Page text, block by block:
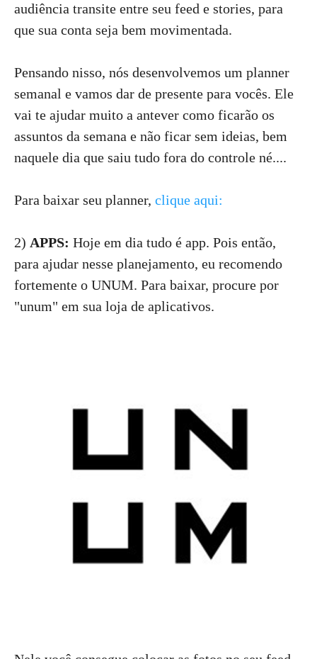
audiência transite entre seu feed e stories, para
que sua conta seja bem movimentada.
Pensando nisso, nós desenvolvemos um planner
semanal e vamos dar de presente para vocês. Ele
vai te ajudar muito a antever como ficarão os
assuntos da semana e não ficar sem ideias, bem
naquele dia que saiu tudo fora do controle né....
Para baixar seu planner, clique aqui:
2) APPS: Hoje em dia tudo é app. Pois então,
para ajudar nesse planejamento, eu recomendo
fortemente o UNUM. Para baixar, procure por
"unum" em sua loja de aplicativos.